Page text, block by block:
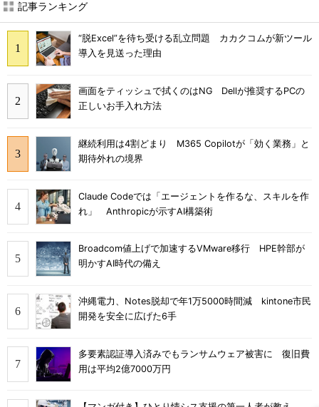
記事ランキング
“脱Excel”を待ち受ける乱立問題 カカクコムが新ツール
導入を見送った理由
画面をティッシュで拭くのはNG Dellが推奨するPCの
正しいお手入れ方法
継続利用は4割どまり M365 Copilotが「効く業務」と
期待外れの境界
Claude Codeでは「エージェントを作るな、スキルを作
れ」 Anthropicが示すAI構築術
Broadcom値上げで加速するVMware移行 HPE幹部が
明かすAI時代の備え
沖縄電力、Notes脱却で年1万5000時間減 kintone市民
開発を安全に広げた6手
多要素認証導入済みでもランサムウェア被害に 復旧費
用は平均2億7000万円